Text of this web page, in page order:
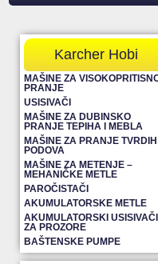
Karcher Hobi
MAŠINE ZA
PRANJE
USISIVAČI
MAŠINE ZA DUBINSKO
PRANJE TEPIHA I MEBLA
MAŠINE ZA PRANJE TVRDIH
PODOVA
MAŠINE ZA METENJE –
MEHANIČKE METLE
PAROČISTAČI
AKUMULATORSKE METLE
AKUMULATORSKI USISIVAČI
ZA PROZORE
BAŠTENSKE PUMPE